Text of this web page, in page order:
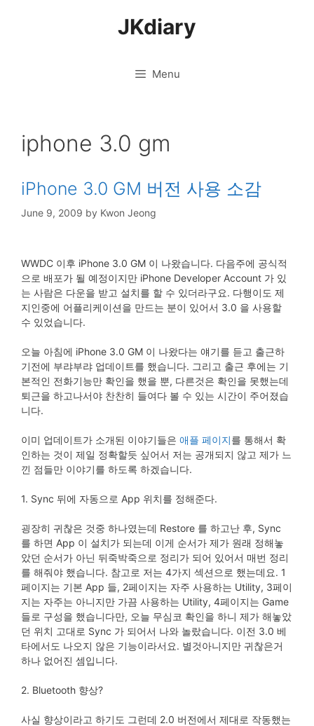
JKdiary
Menu
iphone 3.0 gm
iPhone 3.0 GM 버전 사용 소감
June 9, 2009 by Kwon Jeong
WWDC 이후 iPhone 3.0 GM 이 나왔습니다. 다음주에 공식적
으로 배포가 될 예정이지만 iPhone Developer Account 가 있
는 사람은 다운을 받고 설치를 할 수 있더라구요. 다행이도 제
지인중에 어플리케이션을 만드는 분이 있어서 3.0 을 사용할
수 있었습니다.
오늘 아침에 iPhone 3.0 GM 이 나왔다는 얘기를 듣고 출근하
기전에 부랴부랴 업데이트를 했습니다. 그리고 출근 후에는 기
본적인 전화기능만 확인을 했을 뿐, 다른것은 확인을 못했는데
퇴근을 하고나서야 찬찬히 들여다 볼 수 있는 시간이 주어졌습
니다.
이미 업데이트가 소개된 이야기들은 애플 페이지를 통해서 확
인하는 것이 제일 정확할듯 싶어서 저는 공개되지 않고 제가 느
낀 점들만 이야기를 하도록 하겠습니다.
1. Sync 뒤에 자동으로 App 위치를 정해준다.
굉장히 귀찮은 것중 하나였는데 Restore 를 하고난 후, Sync
를 하면 App 이 설치가 되는데 이게 순서가 제가 원래 정해놓
았던 순서가 아닌 뒤죽박죽으로 정리가 되어 있어서 매번 정리
를 해줘야 했습니다. 참고로 저는 4가지 섹션으로 했는데요. 1
페이지는 기본 App 들, 2페이지는 자주 사용하는 Utility, 3페이
지는 자주는 아니지만 가끔 사용하는 Utility, 4페이지는 Game
들로 구성을 했습니다만, 오늘 무심코 확인을 하니 제가 해놓았
던 위치 고대로 Sync 가 되어서 나와 놀랐습니다. 이전 3.0 베
타에서도 나오지 않은 기능이라서요. 별것아니지만 귀찮은거
하나 없어진 셈입니다.
2. Bluetooth 향상?
사실 향상이라고 하기도 그런데 2.0 버전에서 제대로 작동했는